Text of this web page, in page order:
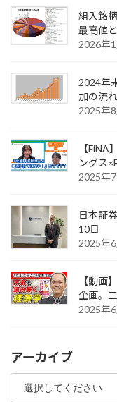
組入銘
最高値
2026年
2024年
加の流
2025年
【
ングス
2025年
日本証
10日
2025年
【動画
企画。
2025年
アーカイブ